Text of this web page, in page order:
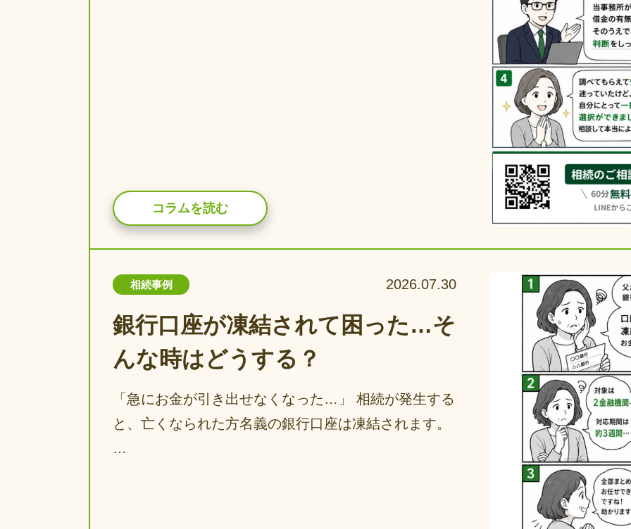
コラムを読む
相続事例 2026.07.30
銀行口座が凍結されて困った…そ
んな時はどうする？
「急にお金が引き出せなくなった…」 相続が発生する
と、亡くなられた方名義の銀行口座は凍結されます。
…